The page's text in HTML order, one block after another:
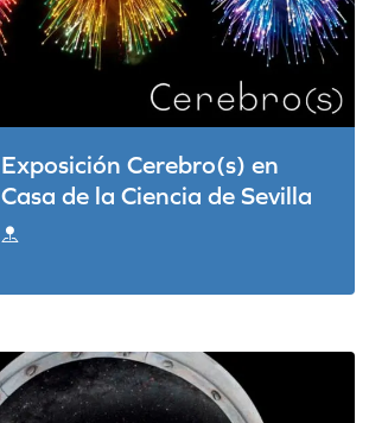
Exposición Cerebro(s) en
Casa de la Ciencia de Sevilla